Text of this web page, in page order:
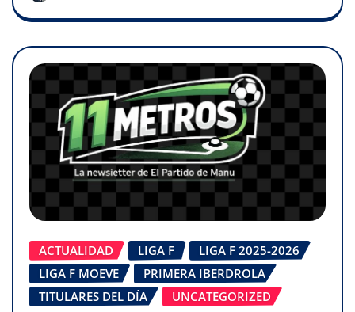
ACTUALIDAD LIGA F
LIGA F 2025-2026
LIGA F MOEVE
PRIMERA IBERDROLA
TITULARES DEL DÍA
UNCATEGORIZED